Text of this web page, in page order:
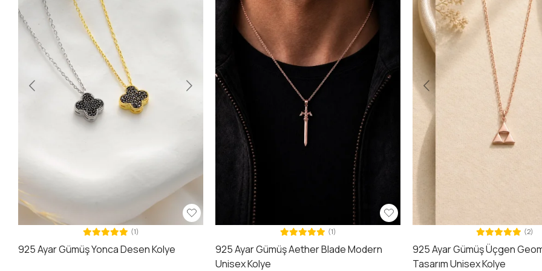
(1)
925 Ayar Gümüş Yonca Desen Kolye
(1)
925 Ayar Gümüş Aether Blade Modern
Unisex Kolye
(2)
925 Ayar Gümüş Üçgen
Tasarım Unisex Kolye